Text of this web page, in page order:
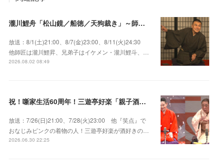
瀧川鯉舟「松山鏡／船徳／天狗裁き」～師匠はあの唯一無二の雰囲気で爆笑をさらう瀧川鯉昇！
放送：8/1(土)21:00、8/7(金)23:00、8/11(火)24:30
他師匠は瀧川鯉昇、兄弟子はイケメン・瀧川鯉斗、…
2026.08.02 08:49
祝！噺家生活60周年！三遊亭好楽「親子酒」錦笑亭満堂「桜ん坊」～満堂フェス2026
放送：7/26(日)21:00、7/28(火)23:00 他『笑点』で
おなじみピンクの着物の人！三遊亭好楽が酒好きの…
2026.06.30 22:25